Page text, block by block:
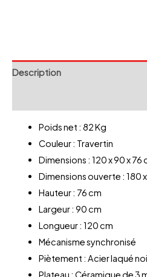
Description
Poids net : 82 Kg
Couleur : Travertin
Dimensions : 120 x 90 x 76
Dimensions ouverte : 180
Hauteur : 76 cm
Largeur : 90 cm
Longueur : 120 cm
Mécanisme synchronisé
Piètement : Acier laqué